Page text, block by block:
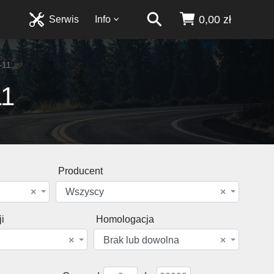
0,00 zł
Info
Serwis
×
Producent
×
Wszyscy
×
Homologacja
×
Brak lub dowolna